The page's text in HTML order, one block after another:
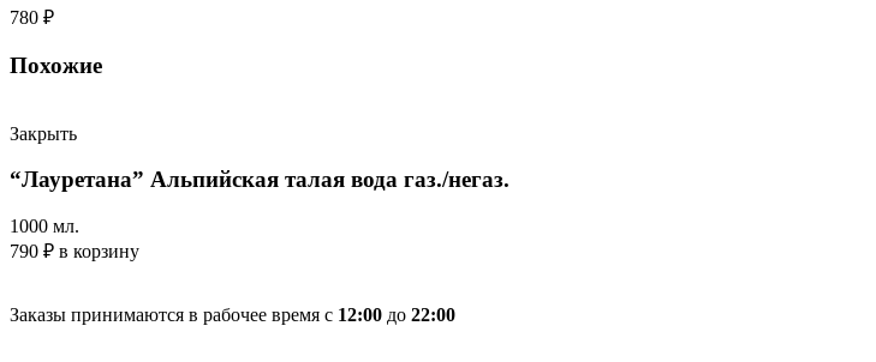
780 ₽
Похожие
Закрыть
“Лауретана” Альпийская талая вода газ./негаз.
1000 мл.
790 ₽ в корзину
Заказы принимаются в рабочее время с 12:00 до 22:00